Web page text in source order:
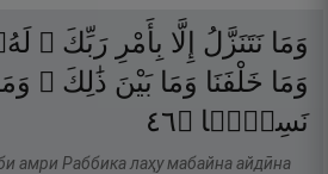
وَمَا نَتَنَزَّلُ إِلَّا بِأَمْرِ رَبِّكَ ۖ
وَمَا خَلْفَنَا وَمَا بَيْنَ ذَٰلِكَ ۚ
نَسِيًّۭا ۝٦٤
амри Раббика лаҳу мабайна айдӣна